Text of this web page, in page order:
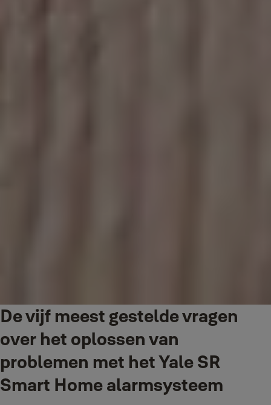
De vijf meest gestelde vragen
over het oplossen van
problemen met het Yale SR
Smart Home alarmsysteem